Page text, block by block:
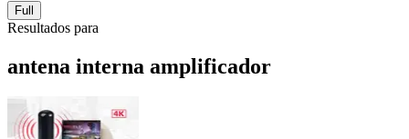
Full
Resultados para
antena interna amplificador